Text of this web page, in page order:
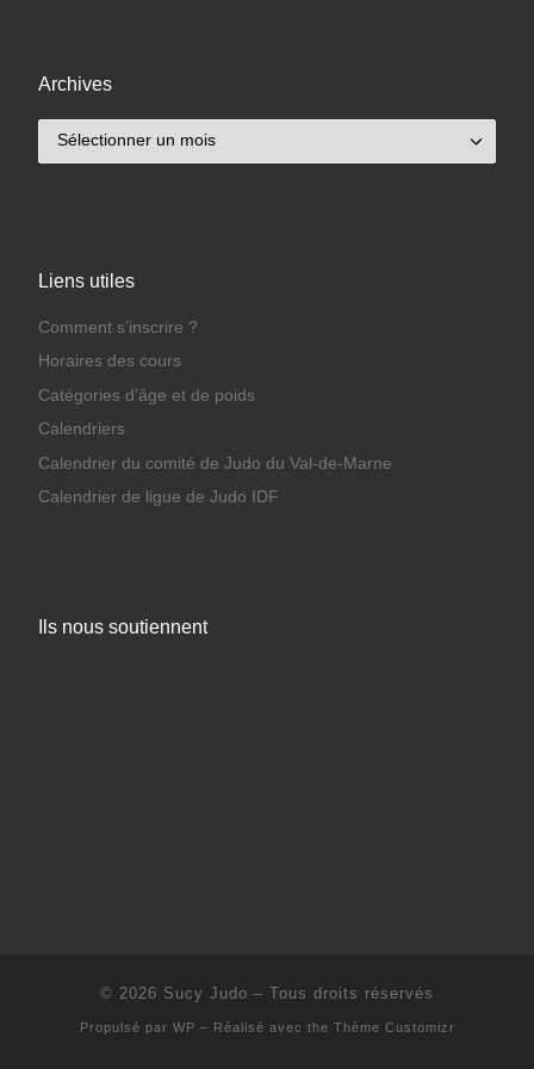
Archives
Liens utiles
Comment s’inscrire ?
Horaires des cours
Catégories d’âge et de poids
Calendriers
Calendrier du comité de Judo du Val-de-Marne
Calendrier de ligue de Judo IDF
Ils nous soutiennent
© 2026 Sucy Judo – Tous droits réservés
Propulsé par WP – Réalisé avec the Thème Customizr